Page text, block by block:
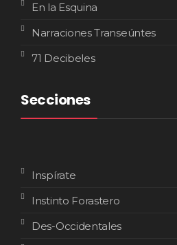
En la Esquina
Narraciones Transeúntes
71 Decibeles
Secciones
Inspírate
Instinto Forastero
Des-Occidentales